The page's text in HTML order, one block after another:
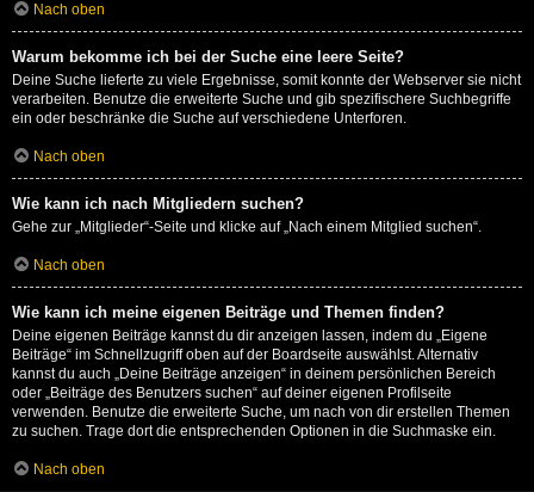
Nach oben
Warum bekomme ich bei der Suche eine leere Seite?
Deine Suche lieferte zu viele Ergebnisse, somit konnte der Webserver sie nicht
verarbeiten. Benutze die erweiterte Suche und gib spezifischere Suchbegriffe
ein oder beschränke die Suche auf verschiedene Unterforen.
Nach oben
Wie kann ich nach Mitgliedern suchen?
Gehe zur „Mitglieder“-Seite und klicke auf „Nach einem Mitglied suchen“.
Nach oben
Wie kann ich meine eigenen Beiträge und Themen finden?
Deine eigenen Beiträge kannst du dir anzeigen lassen, indem du „Eigene
Beiträge“ im Schnellzugriff oben auf der Boardseite auswählst. Alternativ
kannst du auch „Deine Beiträge anzeigen“ in deinem persönlichen Bereich
oder „Beiträge des Benutzers suchen“ auf deiner eigenen Profilseite
verwenden. Benutze die erweiterte Suche, um nach von dir erstellen Themen
zu suchen. Trage dort die entsprechenden Optionen in die Suchmaske ein.
Nach oben